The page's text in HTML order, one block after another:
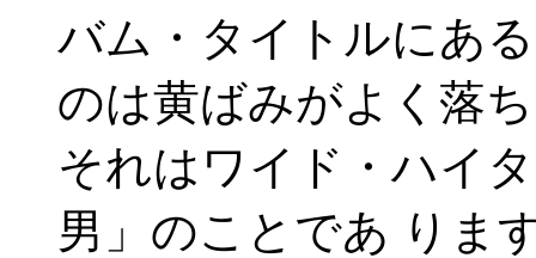
バム・タイトルにあ
のは黄ばみがよく落
それはワイド・ハイ
男」のことであ りま